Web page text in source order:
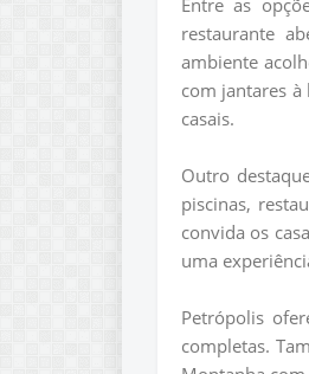
Entre as
restaurante
ambiente
com jantares
casais.
Outro
piscinas,
convida os
uma
Petrópolis
completas.